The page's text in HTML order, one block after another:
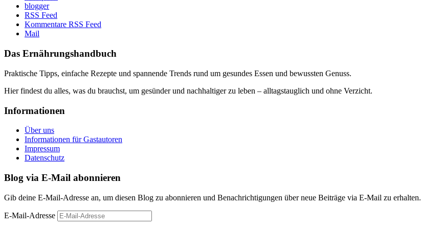
blogger
RSS Feed
Kommentare RSS Feed
Mail
Das Ernährungshandbuch
Praktische Tipps, einfache Rezepte und spannende Trends rund um gesundes Essen und bewussten Genuss.
Hier findest du alles, was du brauchst, um gesünder und nachhaltiger zu leben – alltagstauglich und ohne Verzicht.
Informationen
Über uns
Informationen für Gastautoren
Impressum
Datenschutz
Blog via E-Mail abonnieren
Gib deine E-Mail-Adresse an, um diesen Blog zu abonnieren und Benachrichtigungen über neue Beiträge via E-Mail zu erhalten.
E-Mail-Adresse